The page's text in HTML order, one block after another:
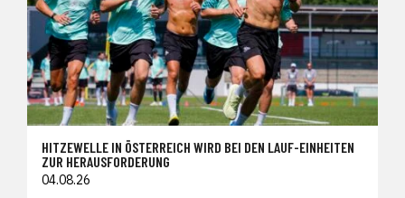
HITZEWELLE IN ÖSTERREICH WIRD BEI DEN LAUF-EINHEITEN
ZUR HERAUSFORDERUNG
04.08.26